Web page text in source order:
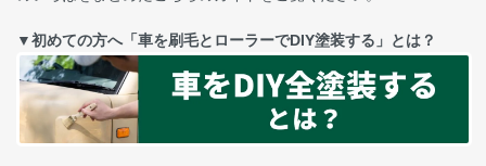
▼初めての方へ「車を刷毛とローラーでDIY塗装する」とは？